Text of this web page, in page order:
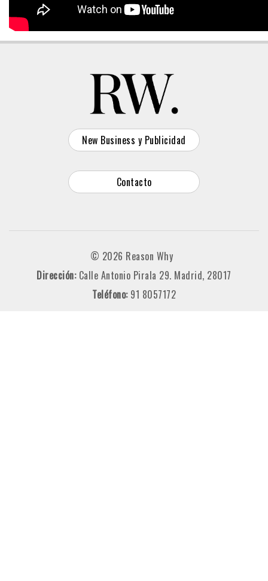
New Business y Publicidad
Contacto
© 2026 Reason Why
Dirección: Calle Antonio Pirala 29. Madrid, 28017
Teléfono: 91 8057172